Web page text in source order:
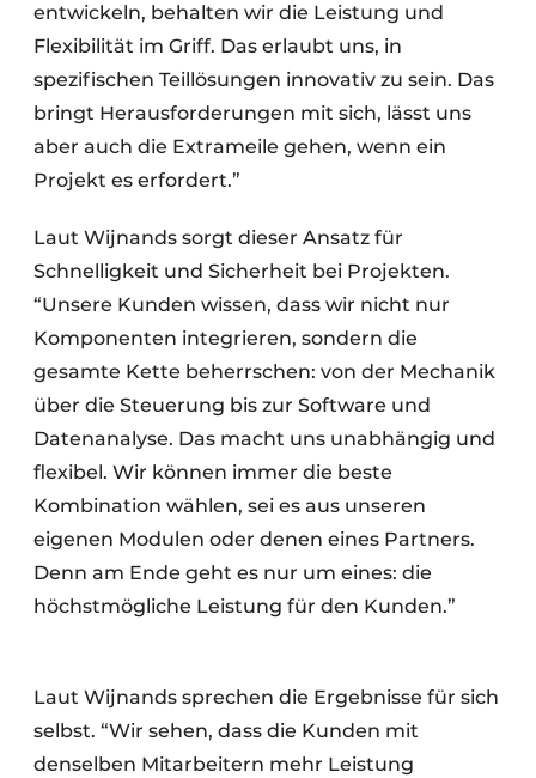
entwickeln, behalten wir die Leistung und
Flexibilität im Griff. Das erlaubt uns, in
spezifischen Teillösungen innovativ zu sein. Das
bringt Herausforderungen mit sich, lässt uns
aber auch die Extrameile gehen, wenn ein
Projekt es erfordert.”
Laut Wijnands sorgt dieser Ansatz für
Schnelligkeit und Sicherheit bei Projekten.
“Unsere Kunden wissen, dass wir nicht nur
Komponenten integrieren, sondern die
gesamte Kette beherrschen: von der Mechanik
über die Steuerung bis zur Software und
Datenanalyse. Das macht uns unabhängig und
flexibel. Wir können immer die beste
Kombination wählen, sei es aus unseren
eigenen Modulen oder denen eines Partners.
Denn am Ende geht es nur um eines: die
höchstmögliche Leistung für den Kunden.”
Laut Wijnands sprechen die Ergebnisse für sich
selbst. “Wir sehen, dass die Kunden mit
denselben Mitarbeitern mehr Leistung